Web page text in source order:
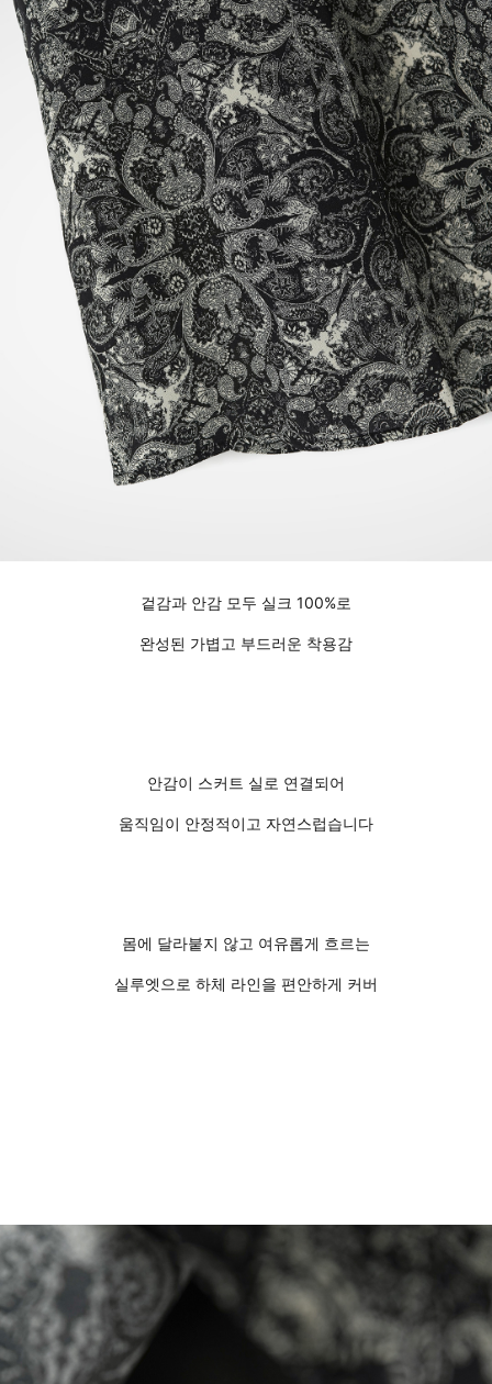
겉감과 안감 모두 실크 100%로
완성된 가볍고 부드러운 착용감
안감이 스커트 실로 연결되어
움직임이 안정적이고 자연스럽습니다
몸에 달라붙지 않고 여유롭게 흐르는
실루엣으로 하체 라인을 편안하게 커버